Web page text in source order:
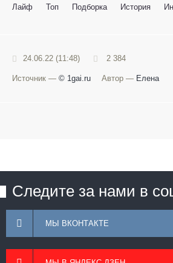
Лайф Топ Подборка История
24.06.22 (11:48) 2 384
Источник — © 1gai.ru Автор — Елена
Следите за нами в
МЫ ВКОНТАКТЕ